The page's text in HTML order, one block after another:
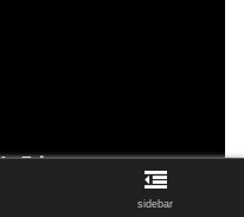
sidebar